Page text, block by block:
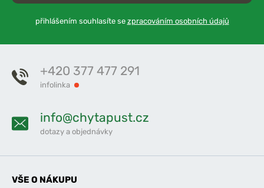
přihlášením souhlasíte se zpracováním osobních údajů
+420 377 477 291
infolinka
info@chytapust.cz
dotazy a objednávky
VŠE O NÁKUPU